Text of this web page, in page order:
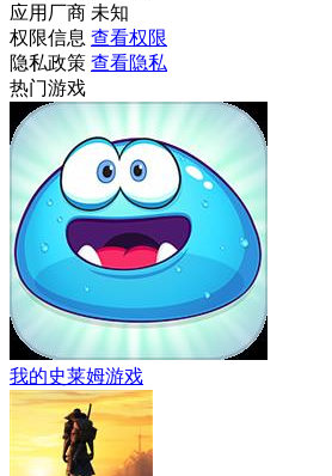
应用厂商 未知
权限信息 查看权限
隐私政策 查看隐私
热门游戏
我的史莱姆游戏